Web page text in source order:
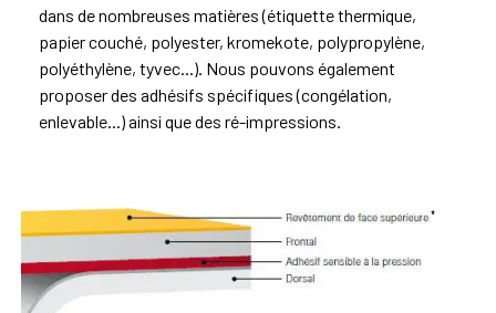
dans de nombreuses matières (étiquette thermique,
papier couché, polyester, kromekote, polypropylène,
polyéthylène, tyvec...). Nous pouvons également
proposer des adhésifs spécifiques (congélation,
enlevable...) ainsi que des ré-impressions.